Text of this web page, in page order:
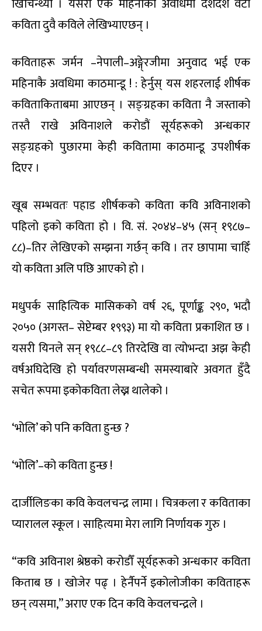
खिचिन्थ्यो । यसरी एक महिनाको अवधिमा दशदश वटा
कविता दुवै कविले लेखिभ्याएछन् ।
कविताहरू जर्मन –नेपाली–अङ्गे्रजीमा अनुवाद भई एक
महिनाकै अवधिमा काठमान्डू ! : हेर्नुस् यस शहरलाई शीर्षक
कविताकिताबमा आएछन् । सङ्ग्रहका कविता नै जस्ताको
तस्तै राखे अविनाशले करोडौं सूर्यहरूको अन्धकार
सङ्ग्रहको पुछारमा केही कवितामा काठमान्डू उपशीर्षक
दिएर ।
खूब सम्भवतः पहाड शीर्षकको कविता कवि अविनाशको
पहिलो इको कविता हो । वि. सं. २०४४–४५ (सन् १९८७–
८८)–तिर लेखिएको सम्झना गर्छन् कवि । तर छापामा चाहिँ
यो कविता अलि पछि आएको हो ।
मधुपर्क साहित्यिक मासिकको वर्ष २६, पूर्णाङ्क २९०, भदौ
२०५० (अगस्त– सेप्टेम्बर १९९३) मा यो कविता प्रकाशित छ ।
यसरी यिनले सन् १९८८–८९ तिरदेखि वा त्योभन्दा अझ केही
वर्षअघिदेखि हो पर्यावरणसम्बन्धी समस्याबारे अवगत हुँदै
सचेत रूपमा इकोकविता लेख्न थालेको ।
‘भोलि’ को पनि कविता हुन्छ ?
‘भोलि’–को कविता हुन्छ !
दार्जीलिङका कवि केवलचन्द्र लामा । चित्रकला र कविताका
प्यारालल स्कूल । साहित्यमा मेरा लागि निर्णायक गुरु ।
“कवि अविनाश श्रेष्ठको करोडौँ सूर्यहरूको अन्धकार कविता
किताब छ । खोजेर पढ् । हेर्नैपर्ने इकोलोजीका कविताहरू
छन् त्यसमा,” अराए एक दिन कवि केवलचन्द्रले ।